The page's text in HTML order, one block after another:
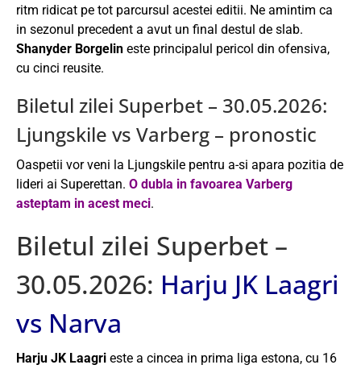
ritm ridicat pe tot parcursul acestei editii. Ne amintim ca
in sezonul precedent a avut un final destul de slab.
Shanyder Borgelin este principalul pericol din ofensiva,
cu cinci reusite.
Biletul zilei Superbet – 30.05.2026:
Ljungskile vs Varberg – pronostic
Oaspetii vor veni la Ljungskile pentru a-si apara pozitia de
lideri ai Superettan. O dubla in favoarea Varberg
asteptam in acest meci.
Biletul zilei Superbet –
30.05.2026: Harju JK Laagri
vs Narva
Harju JK Laagri este a cincea in prima liga estona, cu 16